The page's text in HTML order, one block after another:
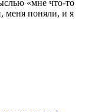
«мне что-то
меня поняли, и я